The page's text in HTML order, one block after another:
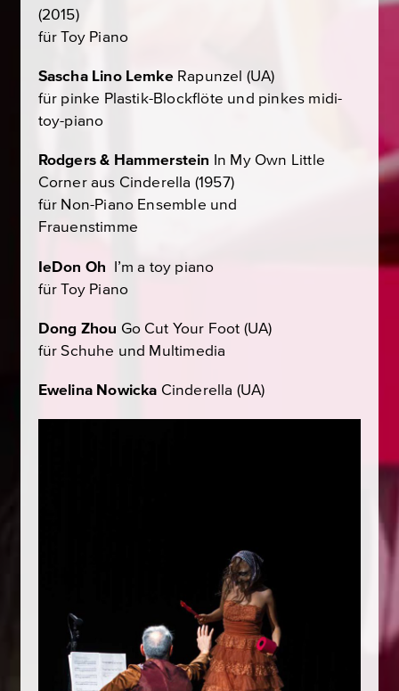
(2015)
für Toy Piano
Sascha Lino Lemke Rapunzel (UA)
für pinke Plastik-Blockflöte und pinkes midi-
toy-piano
Rodgers & Hammerstein In My Own Little
Corneraus Cinderella (1957)
für Non-Piano Ensemble und
Frauenstimme
IeDon Oh I’m a toy piano
für Toy Piano
Dong Zhou Go Cut Your Foot (UA)
für Schuhe und Multimedia
Ewelina Nowicka Cinderella (UA)